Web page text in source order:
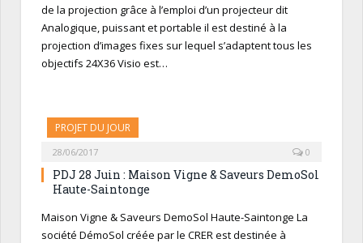
de la projection grâce à l’emploi d’un projecteur dit
Analogique, puissant et portable il est destiné à la
projection d’images fixes sur lequel s’adaptent tous les
objectifs 24X36 Visio est…
PROJET DU JOUR
28/06/2017 0
PDJ 28 Juin : Maison Vigne & Saveurs DemoSol
Haute-Saintonge
Maison Vigne & Saveurs DemoSol Haute-Saintonge La
société DémoSol créée par le CRER est destinée à